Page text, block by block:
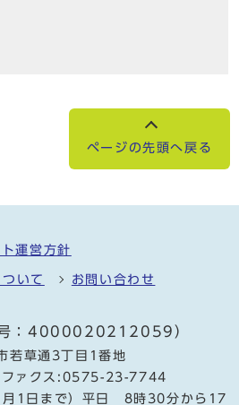
ページの先頭へ戻る
運営方針
いて お問い合わせ
号：4000020212059）
若草通3丁目1番地
ファクス:0575-23-7744
月1日まで）平日 8時30分から17